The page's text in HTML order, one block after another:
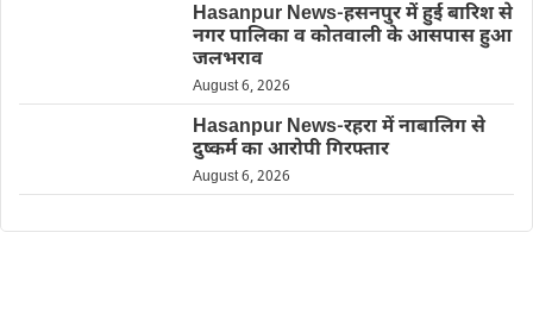
Hasanpur News-हसनपुर में हुई बारिश से
नगर पालिका व कोतवाली के आसपास हुआ
जलभराव
August 6, 2026
Hasanpur News-रहरा में नाबालिग से
दुष्कर्म का आरोपी गिरफ्तार
August 6, 2026